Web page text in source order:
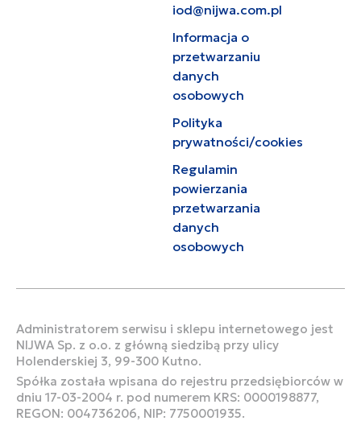
iod@nijwa.com.pl
Informacja o
przetwarzaniu
danych
osobowych
Polityka
prywatności/cookies
Regulamin
powierzania
przetwarzania
danych
osobowych
Administratorem serwisu i sklepu internetowego jest
NIJWA Sp. z o.o. z główną siedzibą przy ulicy
Holenderskiej 3, 99-300 Kutno.
Spółka została wpisana do rejestru przedsiębiorców w
dniu 17-03-2004 r. pod numerem KRS: 0000198877,
REGON: 004736206, NIP: 7750001935.